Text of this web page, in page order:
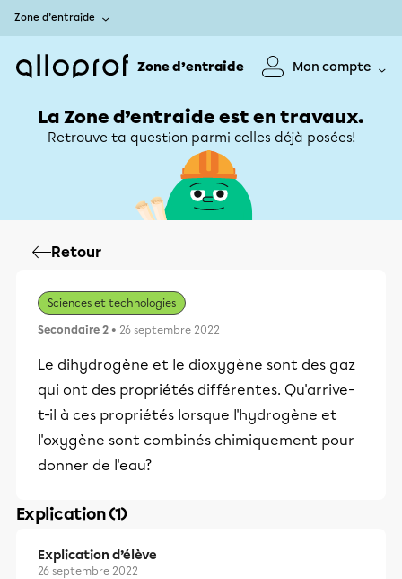
Zone d’entraide
Zone d’entraide Mon compte
La Zone d’entraide est en travaux.
Retrouve ta question parmi celles déjà posées!
Retour
Sciences et technologies
Secondaire 2 • 26 septembre 2022
Le dihydrogène et le dioxygène sont des gaz
qui ont des propriétés différentes. Qu'arrive-
t-il à ces propriétés lorsque l'hydrogène et
l'oxygène sont combinés chimiquement pour
donner de l'eau?
Explication (1)
Explication d’élève
26 septembre 2022